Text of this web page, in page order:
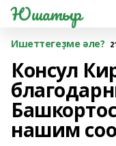
Юшатыр
Ишеттегеҙме әле?
Консул
нашим